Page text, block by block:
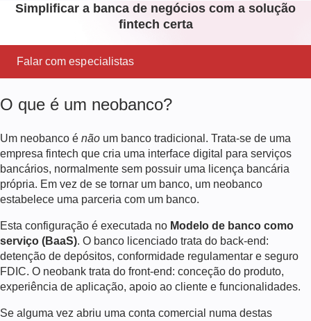
Simplificar a banca de negócios com a solução
fintech certa
Falar com especialistas
O que é um neobanco?
Um neobanco é não um banco tradicional. Trata-se de uma
empresa fintech que cria uma interface digital para serviços
bancários, normalmente sem possuir uma licença bancária
própria. Em vez de se tornar um banco, um neobanco
estabelece uma parceria com um banco.
Esta configuração é executada no Modelo de banco como
serviço (BaaS). O banco licenciado trata do back-end:
detenção de depósitos, conformidade regulamentar e seguro
FDIC. O neobank trata do front-end: conceção do produto,
experiência de aplicação, apoio ao cliente e funcionalidades.
Se alguma vez abriu uma conta comercial numa destas